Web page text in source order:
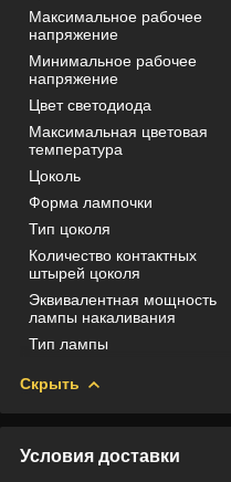
Максимальное рабочее
напряжение
Минимальное рабочее
напряжение
Цвет светодиода
Максимальная цветовая
температура
Цоколь
Форма лампочки
Тип цоколя
Количество контактных
штырей цоколя
Эквивалентная мощность
лампы накаливания
Тип лампы
Скрыть
Условия доставки